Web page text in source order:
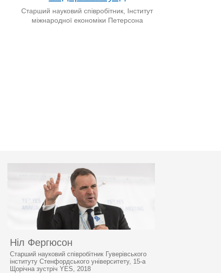
Старший науковий співробітник, Інститут
міжнародної економіки Петерсона
Ніл Фергюсон
Старший науковий співробітник Гуверівського
інституту Стенфордського університету, 15-а
Щорічна зустріч YES, 2018